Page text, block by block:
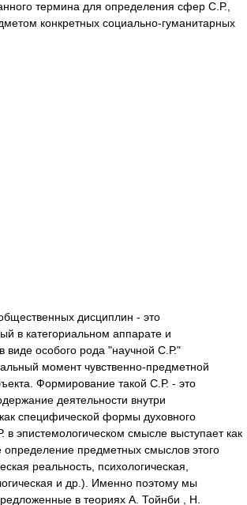
термина для определения сфер С.Р.,
конкретных социально-гуманитарных
дисциплин - это
в категориальном аппарате и
виде особого рода "научной С.Р."
момент чувственно-предметной
Формирование такой С.Р. - это
деятельности внутри
специфической формы духовного
в эпистемологическом смысле выступает как
определение предметных смыслов этого
реальность, психологическая,
и др.). Именно поэтому мы
в теориях А. Тойнби , Н.